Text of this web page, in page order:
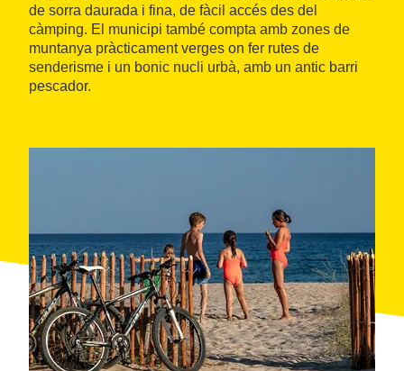
de sorra daurada i fina, de fàcil accés des del
càmping. El municipi també compta amb zones de
muntanya pràcticament verges on fer rutes de
senderisme i un bonic nucli urbà, amb un antic barri
pescador.